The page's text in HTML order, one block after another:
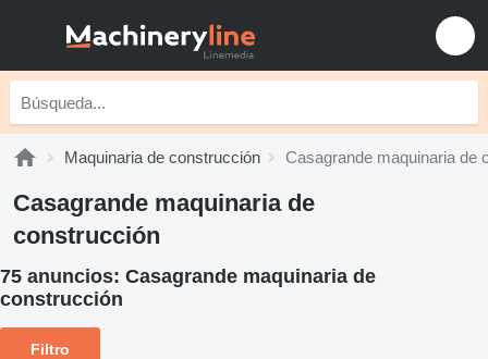
Maquinaria de construcción Casagrande maquinaria de
Casagrande maquinaria de
construcción
75 anuncios: Casagrande maquinaria de
construcción
Filtro